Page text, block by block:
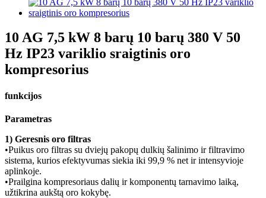
10 AG 7,5 kW 8 barų 10 barų 380 V 50
Hz IP23 variklio sraigtinis oro
kompresorius
funkcijos
Parametras
1) Geresnis oro filtras
•Puikus oro filtras su dviejų pakopų dulkių šalinimo ir filtravimo
sistema, kurios efektyvumas siekia iki 99,9 % net ir intensyvioje
aplinkoje.
•Prailgina kompresoriaus dalių ir komponentų tarnavimo laiką,
užtikrina aukštą oro kokybę.